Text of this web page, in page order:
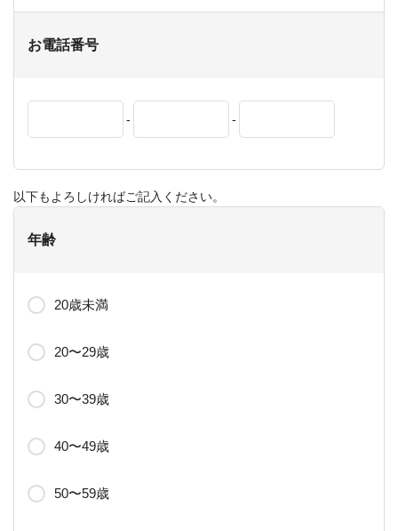
お電話番号
- -
以下もよろしければご記入ください。
年齢
20歳未満
20〜29歳
30〜39歳
40〜49歳
50〜59歳